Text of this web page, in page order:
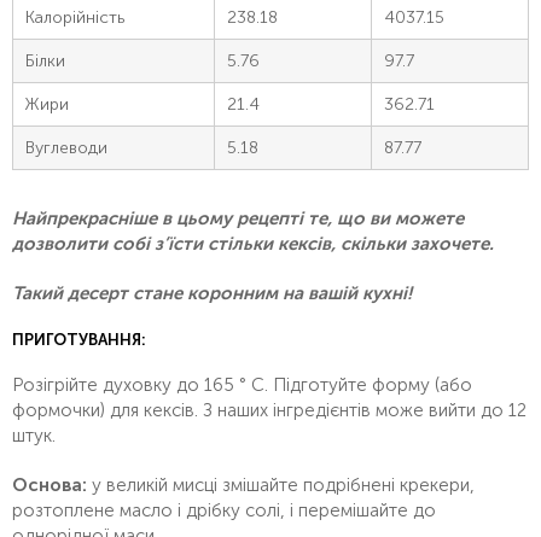
Калорійність 238.18 4037.15
Білки 5.76 97.7
Жири 21.4 362.71
Вуглеводи 5.18 87.77
Найпрекрасніше в цьому рецепті те, що ви можете
дозволити собі з’їсти стільки кексів, скільки захочете.
Такий десерт стане коронним на вашій кухні!
ПРИГОТУВАННЯ:
Розігрійте духовку до 165 ° С. Підготуйте форму (або
формочки) для кексів. З наших інгредієнтів може вийти до 12
штук.
Основа: у великій мисці змішайте подрібнені крекери,
розтоплене масло і дрібку солі, і перемішайте до